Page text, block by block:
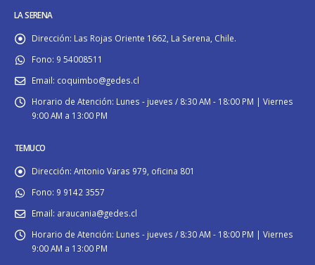
LA SERENA
Dirección: Las Rojas Oriente 1662, La Serena, Chile.
Fono: 9 54008511
Email: coquimbo@gedes.cl
Horario de Atención: Lunes - jueves / 8:30 AM - 18:00 PM | Viernes
9:00 AM a 13:00 PM
TEMUCO
Dirección: Antonio Varas 979, oficina 801
Fono: 9 9142 3557
Email: araucania@gedes.cl
Horario de Atención: Lunes - jueves / 8:30 AM - 18:00 PM | Viernes
9:00 AM a 13:00 PM